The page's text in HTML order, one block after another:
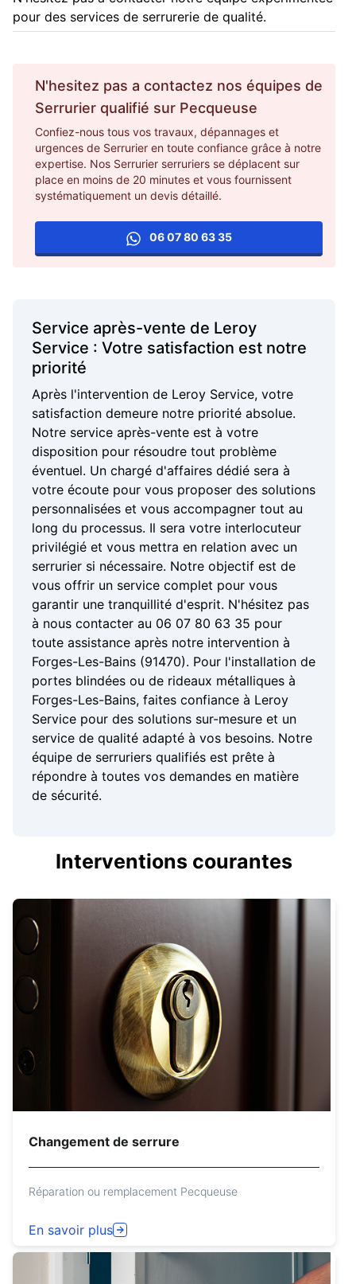
pour des services de serrurerie de qualité.
N'hesitez pas a contactez nos équipes de
Serrurier qualifié sur Pecqueuse
Confiez-nous tous vos travaux, dépannages et
urgences de Serrurier en toute confiance grâce à notre
expertise. Nos Serrurier serruriers se déplacent sur
place en moins de 20 minutes et vous fournissent
systématiquement un devis détaillé.
06 07 80 63 35
Service après-vente de Leroy
Service : Votre satisfaction est notre
priorité
Après l'intervention de Leroy Service, votre
satisfaction demeure notre priorité absolue.
Notre service après-vente est à votre
disposition pour résoudre tout problème
éventuel. Un chargé d'affaires dédié sera à
votre écoute pour vous proposer des solutions
personnalisées et vous accompagner tout au
long du processus. Il sera votre interlocuteur
privilégié et vous mettra en relation avec un
serrurier si nécessaire. Notre objectif est de
vous offrir un service complet pour vous
garantir une tranquillité d'esprit. N'hésitez pas
à nous contacter au 06 07 80 63 35 pour
toute assistance après notre intervention à
Forges-Les-Bains (91470). Pour l'installation de
portes blindées ou de rideaux métalliques à
Forges-Les-Bains, faites confiance à Leroy
Service pour des solutions sur-mesure et un
service de qualité adapté à vos besoins. Notre
équipe de serruriers qualifiés est prête à
répondre à toutes vos demandes en matière
de sécurité.
Interventions courantes
Changement de serrure
Réparation ou remplacement Pecqueuse
En savoir plus